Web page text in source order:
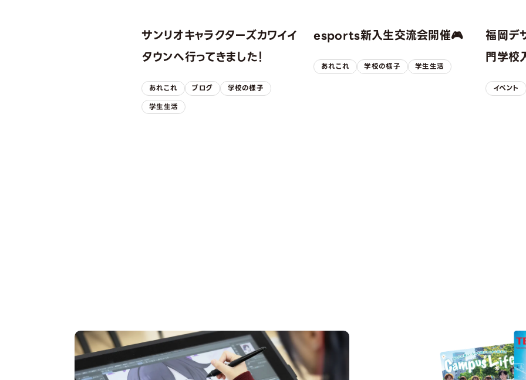
サンリオキャラクターズカワイイ
タウンへ行ってきました！
あれこれ ブログ
学校の様子
学生生活
esports新入生交流会開催🎮
あれこれ 学校の様子 学生生活
福岡デ
門学校
イベント